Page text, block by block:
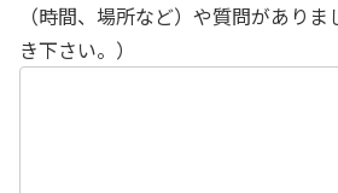
（時間、場所など）や質問があり
き下さい。）